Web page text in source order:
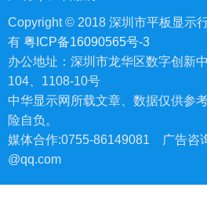
Copyright © 2018 深圳市平板显示
有 粤ICP备16090565号-3
办公地址：深圳市龙华区数字创新
104、1108-10号
中华显示网所载文章、数据仅供参
险自负。
媒体合作:0755-86149081
广告咨
@qq.com